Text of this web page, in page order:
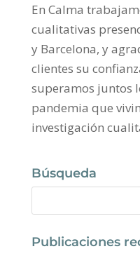
En Calma
cualitativas
y Barcelona, y
clientes su
superamos juntos
pandemia que
investigación
Búsqueda
Publicaciones